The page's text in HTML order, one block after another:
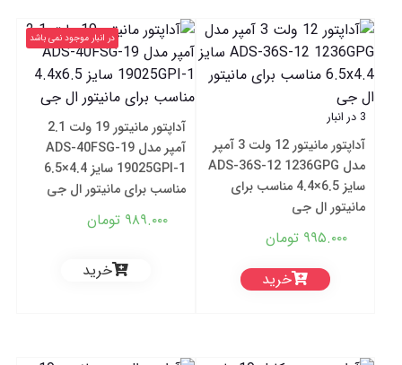
3 در انبار
آداپتور مانیتور 12 ولت 3 آمپر
مدل ADS-36S-12 1236GPG
سایز 6.5×4.4 مناسب برای
مانیتور ال جی
۹۹۵.۰۰۰ تومان
خرید
در انبار موجود نمی باشد
آداپتور مانیتور 19 ولت 2.1
آمپر مدل ADS-40FSG-19
19025GPI-1 سایز 4.4×6.5
مناسب برای مانیتور ال جی
۹۸۹.۰۰۰ تومان
خرید